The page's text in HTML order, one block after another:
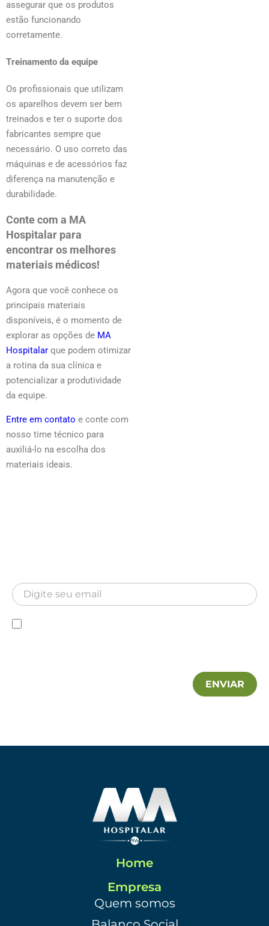
assegurar que os produtos
estão funcionando
corretamente.
Treinamento da equipe
Os profissionais que utilizam
os aparelhos devem ser bem
treinados e ter o suporte dos
fabricantes sempre que
necessário. O uso correto das
máquinas e de acessórios faz
diferença na manutenção e
durabilidade.
Conte com a MA
Hospitalar para
encontrar os melhores
materiais médicos!
Agora que você conhece os
principais materiais
disponíveis, é o momento de
explorar as opções de MA
Hospitalar que podem otimizar
a rotina da sua clínica e
potencializar a produtividade
da equipe.
Entre em contato e conte com
nosso time técnico para
auxiliá-lo na escolha dos
materiais ideais.
Newsletter
ENVIAR
Home
Empresa
Quem somos